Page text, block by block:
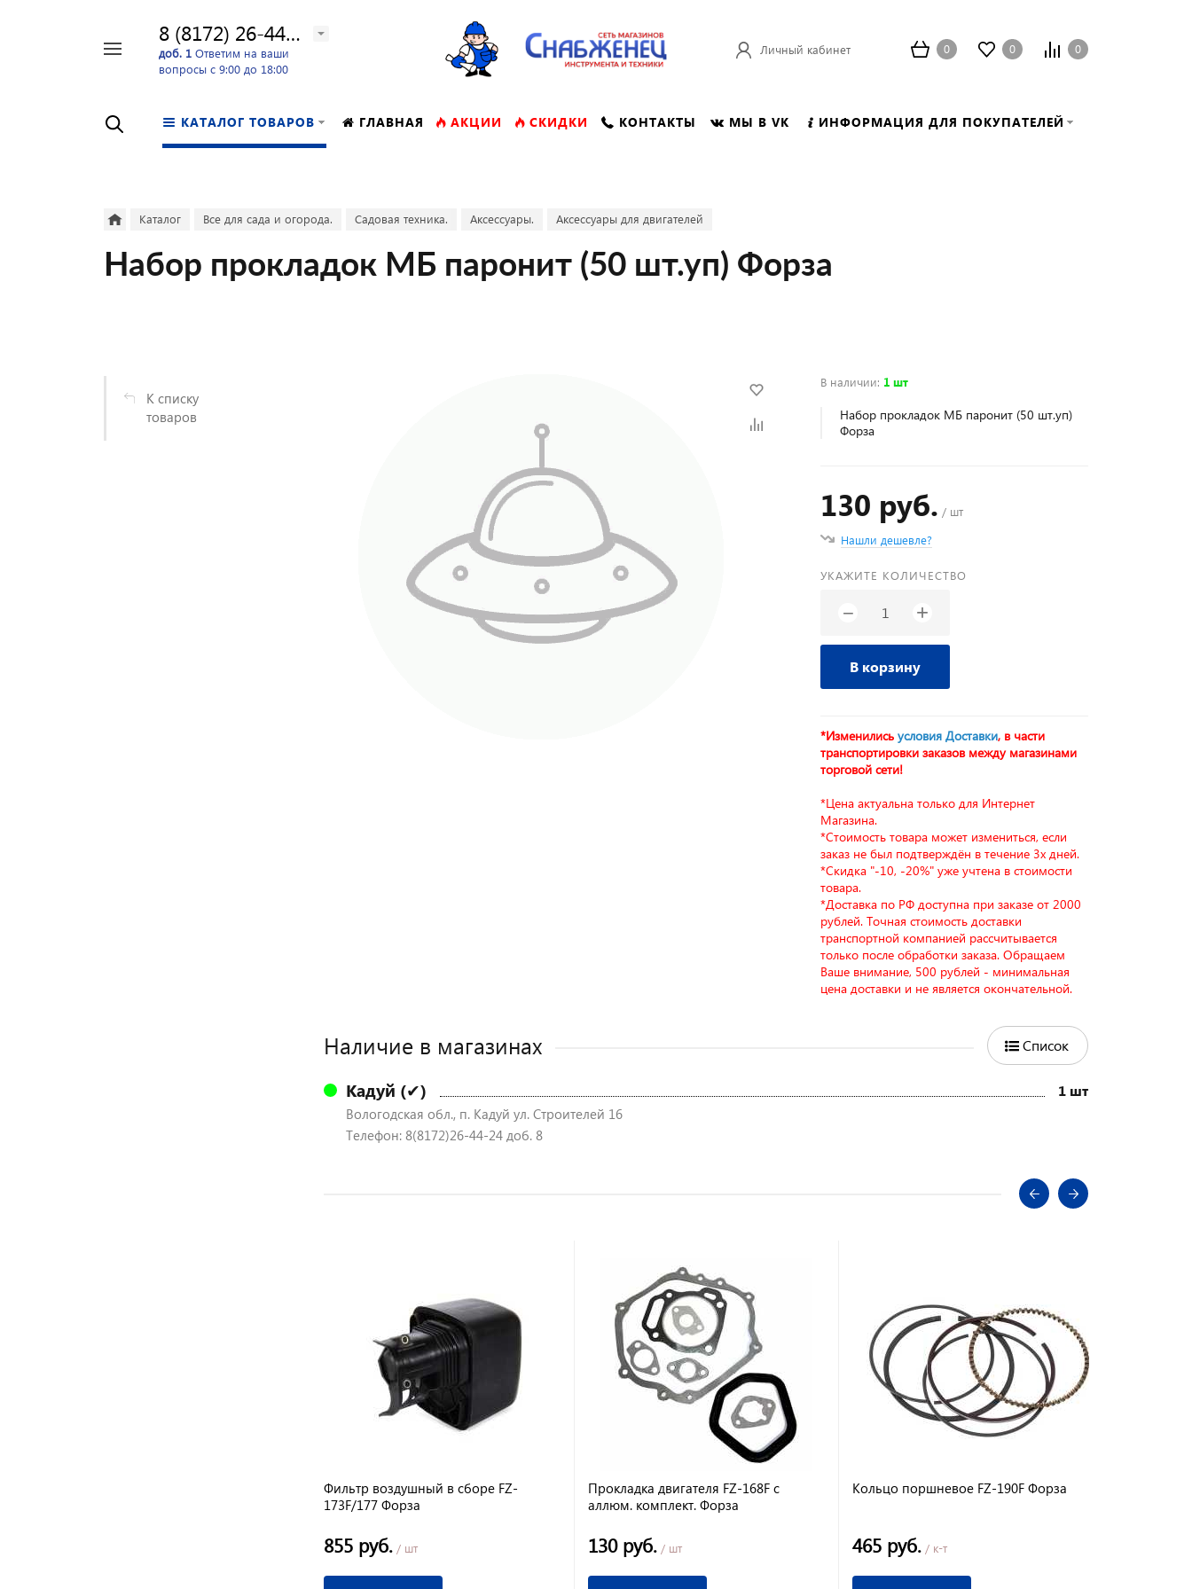
8 (8172) 26-44-24
доб. 1 Ответим на ваши
вопросы с 9:00 до 18:00
Личный кабинет 0 0 0
КАТАЛОГ ТОВАРОВ ГЛАВНАЯ АКЦИИ СКИДКИ КОНТАКТЫ МЫ В VK ИНФОРМАЦИЯ ДЛЯ ПОКУПАТЕЛЕЙ
Каталог Все для сада и огорода. Садовая техника. Аксессуары. Аксессуары для двигателей
Набор прокладок МБ паронит (50 шт.уп) Форза
К списку
товаров
В наличии: 1 шт
Набор прокладок МБ паронит (50 шт.уп)
Форза
130 руб. / шт
Нашли дешевле?
УКАЖИТЕ КОЛИЧЕСТВО
− +
В корзину
*Изменилисьусловия Доставки, в части
транспортировки заказов между магазинами
торговой сети!
*Цена актуальна только для Интернет
Магазина.
*Стоимость товара может измениться, если
заказ не был подтверждён в течение 3х дней.
*Скидка "-10, -20%" уже учтена в стоимости
товара.
*Доставка по РФ доступна при заказе от 2000
рублей. Точная стоимость доставки
транспортной компанией рассчитывается
только после обработки заказа. Обращаем
Ваше внимание, 500 рублей - минимальная
цена доставки и не является окончательной.
Наличие в магазинах Список
Кадуй (✔) 1 шт
Вологодская обл., п. Кадуй ул. Строителей 16
Телефон: 8(8172)26-44-24 доб. 8
Фильтр воздушный в сборе FZ-
173F/177 Форза
855 руб. / шт
Прокладка двигателя FZ-168F с
аллюм. комплект. Форза
130 руб. / шт
Кольцо поршневое FZ-190F Форза
465 руб. / к-т